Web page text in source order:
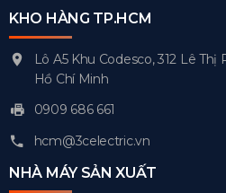
KHO HÀNG TP.HCM
Lô A5 Khu Codesco, 312 Lê
Hồ Chí Minh
0909 686 661
hcm@3celectric.vn
NHÀ MÁY SẢN XUẤT